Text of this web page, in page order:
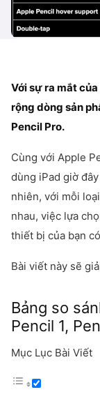
Với sự ra mắt
rộng dòng sản
Pencil Pro.
Cùng với Apple
dùng iPad giờ
nhiên, với mỗi
nhau, việc lựa
thiết bị của bạn
Bài viết này sẽ
Bảng so
Pencil 1,
Mục Lục Bài Viết